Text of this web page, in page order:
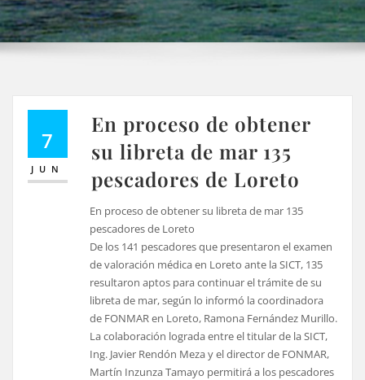
7
JUN
En proceso de obtener
su libreta de mar 135
pescadores de Loreto
En proceso de obtener su libreta de mar 135
pescadores de Loreto
De los 141 pescadores que presentaron el examen
de valoración médica en Loreto ante la SICT, 135
resultaron aptos para continuar el trámite de su
libreta de mar, según lo informó la coordinadora
de FONMAR en Loreto, Ramona Fernández Murillo.
La colaboración lograda entre el titular de la SICT,
Ing. Javier Rendón Meza y el director de FONMAR,
Martín Inzunza Tamayo permitirá a los pescadores